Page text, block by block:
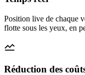
Position live de chaque
flotte sous les yeux, en
Réduction des